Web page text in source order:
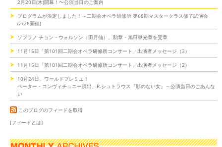
2月20日(木)開幕！〜公演当日のご案内
プログラムが決定しました！～二期会オペラ研修所 第68期マスタークラス修了試演会
(2/26開催)
ソプラノ チョン・ウォルソン（田月仙）、勲章・旭日単光章を受章
11月15日「第101回二期会オペラ研修所コンサート」出演者メッセージ（3）
11月15日「第101回二期会オペラ研修所コンサート」出演者メッセージ（2）
10月24日、ワールドプレミエ！
ペーター・コンヴィチュニー演出、R.シュトラウス『影のない女』～公演当日のごあんな
い
このブログのフィードを取得
[フィードとは]